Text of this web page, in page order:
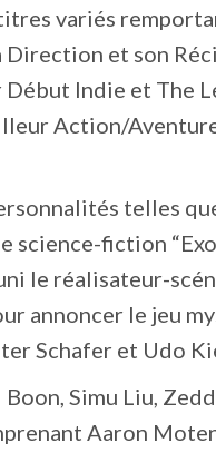
variés
Direction et son
Indie et The
Action/
telles
science-fiction
le réalisateur-
annoncer le jeu
Schafer et Udo
Simu Liu,
Aaron